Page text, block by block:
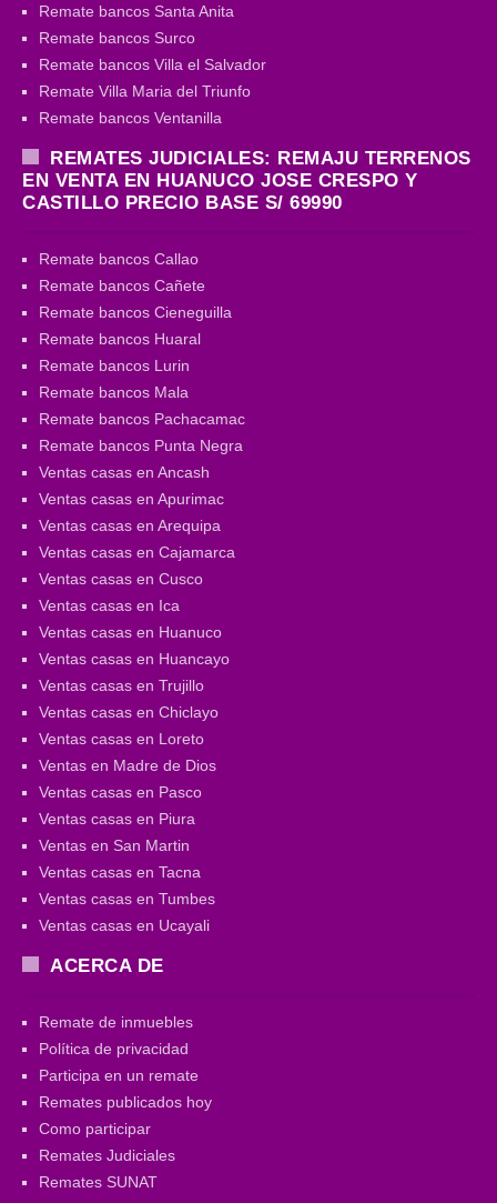
Remate bancos Santa Anita
Remate bancos Surco
Remate bancos Villa el Salvador
Remate Villa Maria del Triunfo
Remate bancos Ventanilla
REMATES JUDICIALES: REMAJU TERRENOS
EN VENTA EN HUANUCO JOSE CRESPO Y
CASTILLO PRECIO BASE S/ 69990
Remate bancos Callao
Remate bancos Cañete
Remate bancos Cieneguilla
Remate bancos Huaral
Remate bancos Lurin
Remate bancos Mala
Remate bancos Pachacamac
Remate bancos Punta Negra
Ventas casas en Ancash
Ventas casas en Apurimac
Ventas casas en Arequipa
Ventas casas en Cajamarca
Ventas casas en Cusco
Ventas casas en Ica
Ventas casas en Huanuco
Ventas casas en Huancayo
Ventas casas en Trujillo
Ventas casas en Chiclayo
Ventas casas en Loreto
Ventas en Madre de Dios
Ventas casas en Pasco
Ventas casas en Piura
Ventas en San Martin
Ventas casas en Tacna
Ventas casas en Tumbes
Ventas casas en Ucayali
ACERCA DE
Remate de inmuebles
Política de privacidad
Participa en un remate
Remates publicados hoy
Como participar
Remates Judiciales
Remates SUNAT